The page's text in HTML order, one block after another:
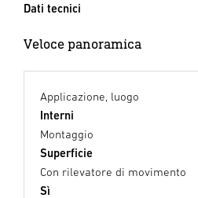
Dati tecnici
Veloce panoramica
Applicazione, luogo
Interni
Montaggio
Superficie
Con rilevatore di movimento
Sì